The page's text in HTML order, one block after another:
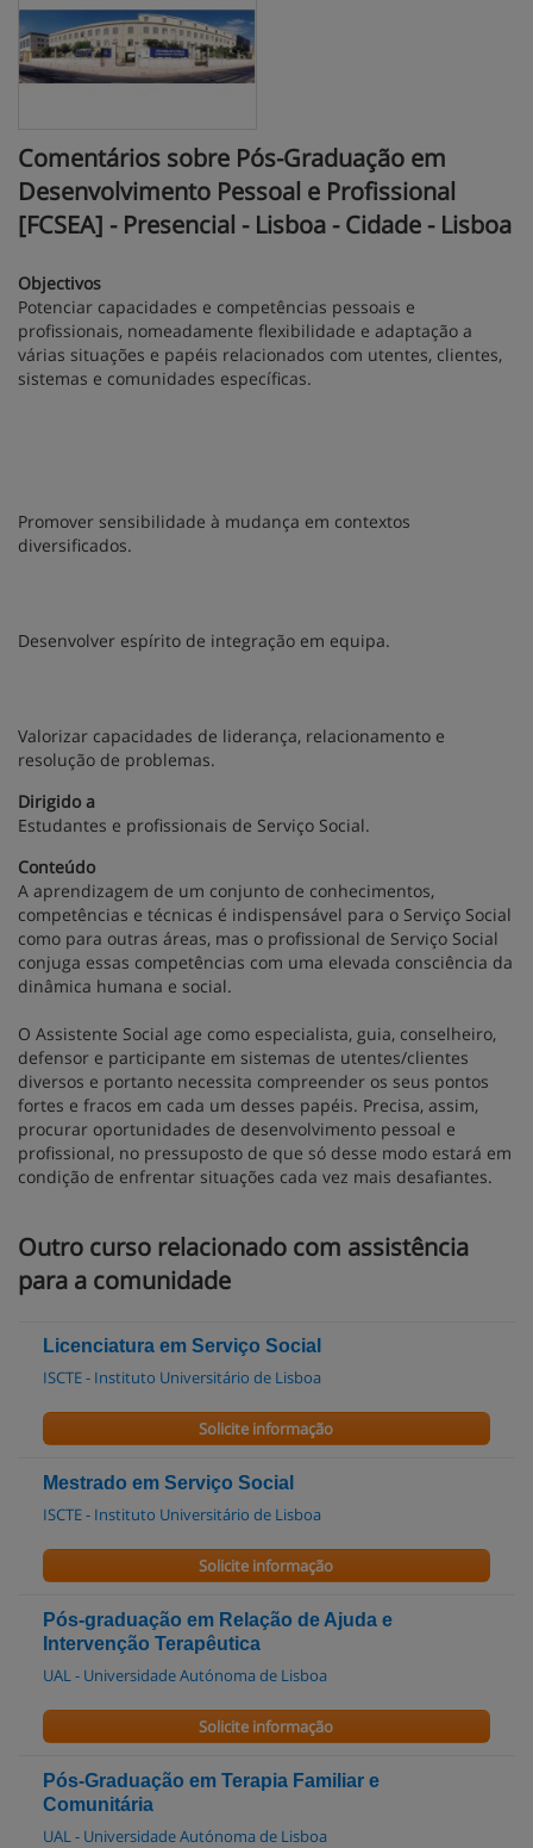
Comentários sobre Pós-Graduação em
Desenvolvimento Pessoal e Profissional
[FCSEA] - Presencial - Lisboa - Cidade - Lisboa
Objectivos
Potenciar capacidades e competências pessoais e
profissionais, nomeadamente flexibilidade e adaptação a
várias situações e papéis relacionados com utentes, clientes,
sistemas e comunidades específicas.
Promover sensibilidade à mudança em contextos
diversificados.
Desenvolver espírito de integração em equipa.
Valorizar capacidades de liderança, relacionamento e
resolução de problemas.
Dirigido a
Estudantes e profissionais de Serviço Social.
Conteúdo
A aprendizagem de um conjunto de conhecimentos,
competências e técnicas é indispensável para o Serviço Social
como para outras áreas, mas o profissional de Serviço Social
conjuga essas competências com uma elevada consciência da
dinâmica humana e social.
O Assistente Social age como especialista, guia, conselheiro,
defensor e participante em sistemas de utentes/clientes
diversos e portanto necessita compreender os seus pontos
fortes e fracos em cada um desses papéis. Precisa, assim,
procurar oportunidades de desenvolvimento pessoal e
profissional, no pressuposto de que só desse modo estará em
condição de enfrentar situações cada vez mais desafiantes.
Outro curso relacionado com assistência
para a comunidade
Licenciatura em Serviço Social
ISCTE - Instituto Universitário de Lisboa
Solicite informação
Mestrado em Serviço Social
ISCTE - Instituto Universitário de Lisboa
Solicite informação
Pós-graduação em Relação de Ajuda e
Intervenção Terapêutica
UAL - Universidade Autónoma de Lisboa
Solicite informação
Pós-Graduação em Terapia Familiar e
Comunitária
UAL - Universidade Autónoma de Lisboa